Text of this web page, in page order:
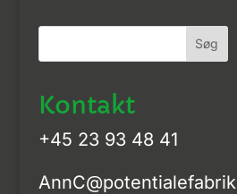
Kontakt
+45 23 93 48 41